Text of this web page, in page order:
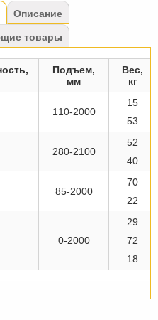
(активная
вкладка)
Описание
товары
Подъем,
мм
Вес,
кг
110-2000
15
53
280-2100
52
40
85-2000
70
22
0-2000
29
72
18